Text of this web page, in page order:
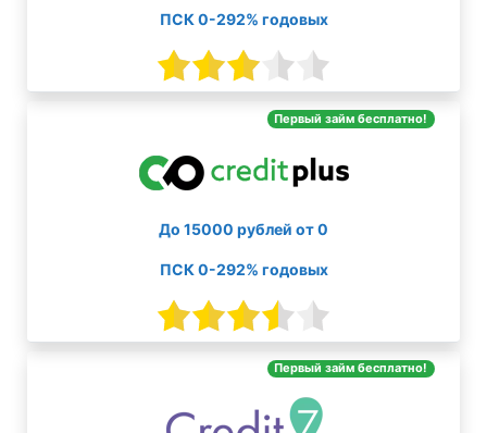
ПСК 0-292% годовых
Первый займ бесплатно!
До 15000 рублей от 0
ПСК 0-292% годовых
Первый займ бесплатно!